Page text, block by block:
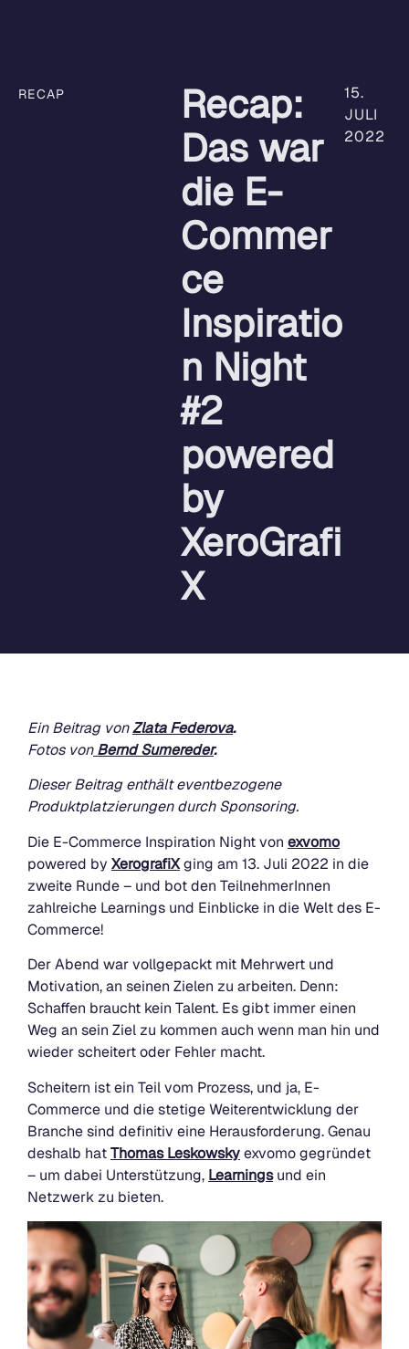
RECAP
Recap:
Das war
die E-
Commer
ce
Inspiratio
n Night
#2
powered
by
XeroGrafi
X
15.
JULI
2022
Ein Beitrag vonZlata Federova.
Fotos vonBernd Sumereder.
Dieser Beitrag enthält eventbezogene
Produktplatzierungen durch Sponsoring.
Die E-Commerce Inspiration Night von exvomo
powered by XerografiXging am 13. Juli 2022 in die
zweite Runde – und bot den TeilnehmerInnen
zahlreiche Learnings und Einblicke in die Welt des E-
Commerce!
Der Abend war vollgepackt mit Mehrwert und
Motivation, an seinen Zielen zu arbeiten. Denn:
Schaffen braucht kein Talent. Es gibt immer einen
Weg an sein Ziel zu kommen auch wenn man hin und
wieder scheitert oder Fehler macht.
Scheitern ist ein Teil vom Prozess, und ja, E-
Commerce und die stetige Weiterentwicklung der
Branche sind definitiv eine Herausforderung. Genau
deshalb hatThomas Leskowskyexvomo gegründet
– um dabei Unterstützung, Learningsund ein
Netzwerk zu bieten.